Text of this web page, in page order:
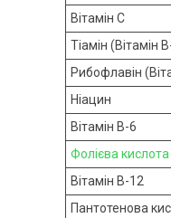
Вітамін C
Тіамін (Вітамін
Рибофлавін
Ніацин
Вітамін B-6
Фолієва кислота
Вітамін B-12
Пантотенова